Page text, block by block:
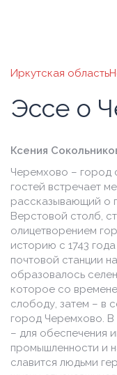
Иркутская область
Эссе о
Ксения
Черемхово – город
гостей встречает
рассказывающий о
Верстовой столб,
олицетворением
историю с 1743
почтовой станции
образовалось
которое со
слободу, затем – в
город Черемхово. В
– для обеспечения
промышленности и
славится людьми